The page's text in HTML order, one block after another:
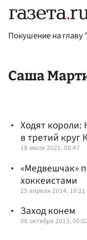
Покушение на
Саша
Ходят
в третий круг
18 июля 2021, 08:47
«Медвешчак»
хоккеистами
25 апреля 2014, 19:21
Заход конем
08 октября 2013,